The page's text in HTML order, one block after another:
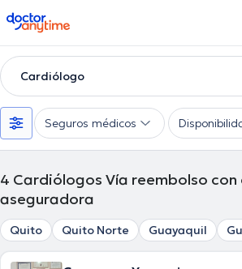
doctoranytime
Cardiólogo
Seguros médicos
4 Cardiólogos Vía reembolso con
aseguradora
Quito Quito Norte Guayaquil